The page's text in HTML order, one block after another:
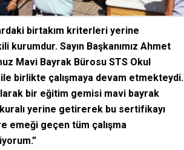
birtakım kriterleri yerine
Sayın Başkanımız Ahmet
Mavi Bayrak Bürosu STS Okul
birlikte çalışmaya devam etmekteydi.
bir eğitim gemisi mavi bayrak
yerine getirerek bu sertifikayı
emeği geçen tüm çalışma